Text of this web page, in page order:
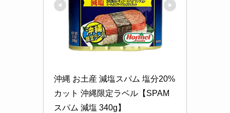
沖縄 お土産 減塩スパム 塩分20%
カット 沖縄限定ラベル【SPAM
スパム 減塩 340g】